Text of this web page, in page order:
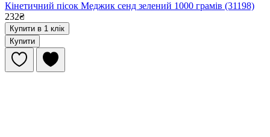
Кінетичний пісок Меджик сенд зелений 1000 грамів (31198)
232₴
Купити в 1 клік
Купити